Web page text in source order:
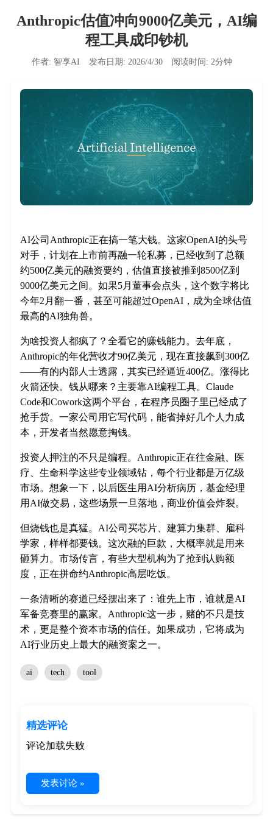
Anthropic估值冲向9000亿美元，AI编
程工具成印钞机
作者: 智享AI 发布日期: 2026/4/30 阅读时间: 2分钟
AI公司Anthropic正在搞一笔大钱。这家OpenAI的头号
对手，计划在上市前再融一轮私募，已经收到了总额
约500亿美元的融资要约，估值直接被推到8500亿到
9000亿美元之间。如果5月董事会点头，这个数字将比
今年2月翻一番，甚至可能超过OpenAI，成为全球估值
最高的AI独角兽。
为啥投资人都疯了？全看它的赚钱能力。去年底，
Anthropic的年化营收才90亿美元，现在直接飙到300亿
——有的内部人士透露，其实已经逼近400亿。涨得比
火箭还快。钱从哪来？主要靠AI编程工具。Claude
Code和Cowork这两个平台，在程序员圈子里已经成了
抢手货。一家公司用它写代码，能省掉好几个人力成
本，开发者当然愿意掏钱。
投资人押注的不只是编程。Anthropic正在往金融、医
疗、生命科学这些专业领域钻，每个行业都是万亿级
市场。想象一下，以后医生用AI分析病历，基金经理
用AI做交易，这些场景一旦落地，商业价值会炸裂。
但烧钱也是真猛。AI公司买芯片、建算力集群、雇科
学家，样样都要钱。这次融的巨款，大概率就是用来
砸算力。市场传言，有些大型机构为了抢到认购额
度，正在拼命约Anthropic高层吃饭。
一条清晰的赛道已经摆出来了：谁先上市，谁就是AI
军备竞赛里的赢家。Anthropic这一步，赌的不只是技
术，更是整个资本市场的信任。如果成功，它将成为
AI行业历史上最大的融资案之一。
ai tech tool
精选评论
评论加载失败
发表讨论 »